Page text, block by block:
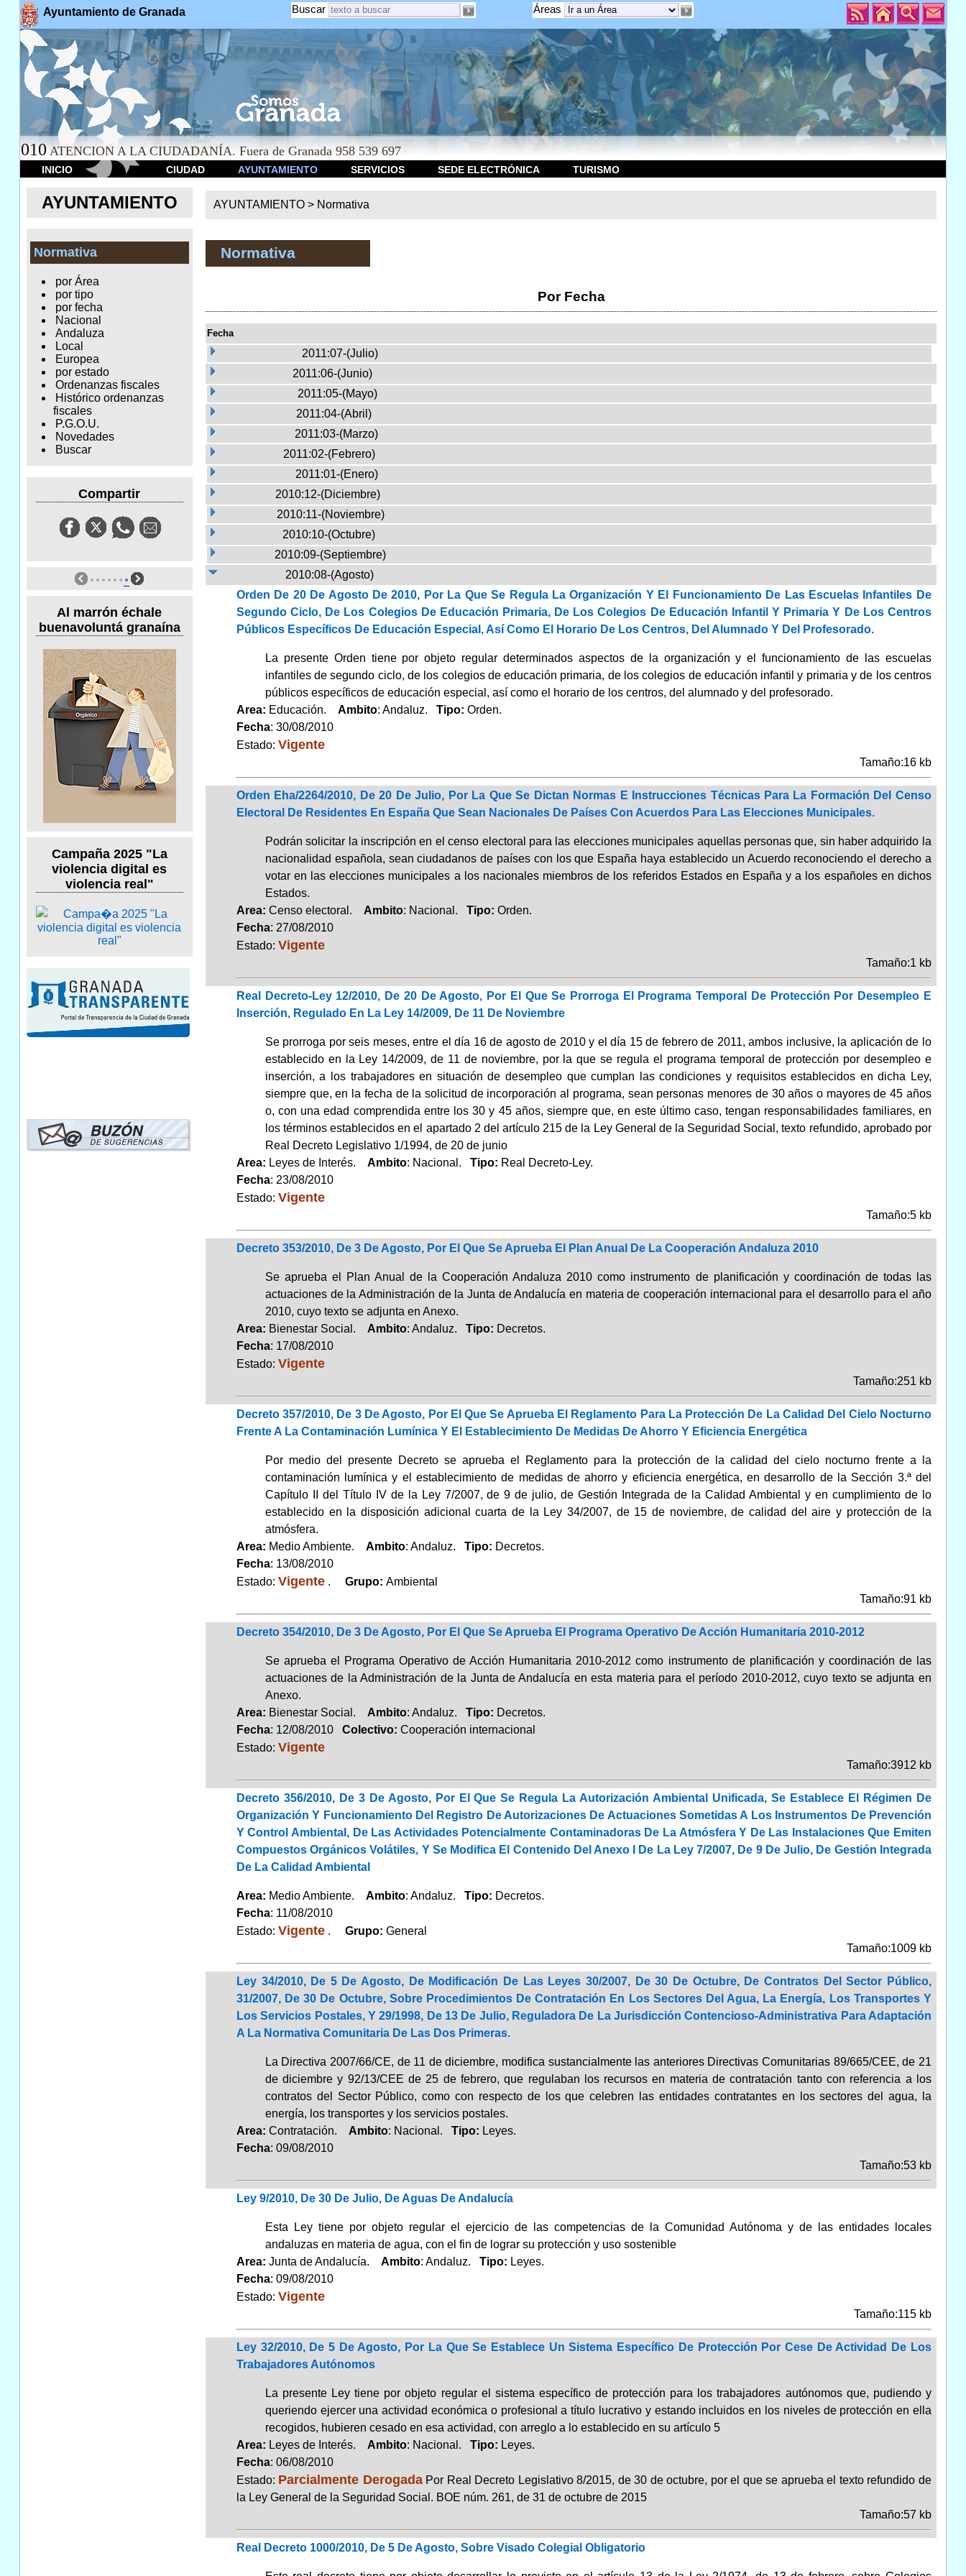
Ayuntamiento de Granada Áreas
Buscar
010 ATENCION A LA CIUDADANÍA. Fuera de Granada 958 539 697
INICIO CIUDAD AYUNTAMIENTO SERVICIOS SEDE ELECTRÓNICA TURISMO
AYUNTAMIENTO
Normativa
por Área
por tipo
por fecha
Nacional
Andaluza
Local
Europea
por estado
Ordenanzas fiscales
Histórico ordenanzas
fiscales
P.G.O.U.
Novedades
Buscar
Compartir
Al marrón échale
buenavoluntá granaína
Campaña 2025 "La
violencia digital es
violencia real"
AYUNTAMIENTO > Normativa
Normativa
Por Fecha
Fecha
2011:07-(Julio)
2011:06-(Junio)
2011:05-(Mayo)
2011:04-(Abril)
2011:03-(Marzo)
2011:02-(Febrero)
2011:01-(Enero)
2010:12-(Diciembre)
2010:11-(Noviembre)
2010:10-(Octubre)
2010:09-(Septiembre)
2010:08-(Agosto)
Orden De 20 De Agosto De 2010, Por La Que Se Regula La Organización Y El Funcionamiento De Las Escuelas Infantiles De
Segundo Ciclo, De Los Colegios De Educación Primaria, De Los Colegios De Educación Infantil Y Primaria Y De Los Centros
Públicos Específicos De Educación Especial, Así Como El Horario De Los Centros, Del Alumnado Y Del Profesorado.
La presente Orden tiene por objeto regular determinados aspectos de la organización y el funcionamiento de las escuelas
infantiles de segundo ciclo, de los colegios de educación primaria, de los colegios de educación infantil y primaria y de los centros
públicos específicos de educación especial, así como el horario de los centros, del alumnado y del profesorado.
Area: Educación. Ambito: Andaluz. Tipo: Orden.
Fecha: 30/08/2010
Estado: Vigente
Tamaño:16 kb
Orden Eha/2264/2010, De 20 De Julio, Por La Que Se Dictan Normas E Instrucciones Técnicas Para La Formación Del Censo
Electoral De Residentes En España Que Sean Nacionales De Países Con Acuerdos Para Las Elecciones Municipales.
Podrán solicitar la inscripción en el censo electoral para las elecciones municipales aquellas personas que, sin haber adquirido la
nacionalidad española, sean ciudadanos de países con los que España haya establecido un Acuerdo reconociendo el derecho a
votar en las elecciones municipales a los nacionales miembros de los referidos Estados en España y a los españoles en dichos
Estados.
Area: Censo electoral. Ambito: Nacional. Tipo: Orden.
Fecha: 27/08/2010
Estado: Vigente
Tamaño:1 kb
Real Decreto-Ley 12/2010, De 20 De Agosto, Por El Que Se Prorroga El Programa Temporal De Protección Por Desempleo E
Inserción, Regulado En La Ley 14/2009, De 11 De Noviembre
Se prorroga por seis meses, entre el día 16 de agosto de 2010 y el día 15 de febrero de 2011, ambos inclusive, la aplicación de lo
establecido en la Ley 14/2009, de 11 de noviembre, por la que se regula el programa temporal de protección por desempleo e
inserción, a los trabajadores en situación de desempleo que cumplan las condiciones y requisitos establecidos en dicha Ley,
siempre que, en la fecha de la solicitud de incorporación al programa, sean personas menores de 30 años o mayores de 45 años
o, con una edad comprendida entre los 30 y 45 años, siempre que, en este último caso, tengan responsabilidades familiares, en
los términos establecidos en el apartado 2 del artículo 215 de la Ley General de la Seguridad Social, texto refundido, aprobado por
Real Decreto Legislativo 1/1994, de 20 de junio
Area: Leyes de Interés. Ambito: Nacional. Tipo: Real Decreto-Ley.
Fecha: 23/08/2010
Estado: Vigente
Tamaño:5 kb
Decreto 353/2010, De 3 De Agosto, Por El Que Se Aprueba El Plan Anual De La Cooperación Andaluza 2010
Se aprueba el Plan Anual de la Cooperación Andaluza 2010 como instrumento de planificación y coordinación de todas las
actuaciones de la Administración de la Junta de Andalucía en materia de cooperación internacional para el desarrollo para el año
2010, cuyo texto se adjunta en Anexo.
Area: Bienestar Social. Ambito: Andaluz. Tipo: Decretos.
Fecha: 17/08/2010
Estado: Vigente
Tamaño:251 kb
Decreto 357/2010, De 3 De Agosto, Por El Que Se Aprueba El Reglamento Para La Protección De La Calidad Del Cielo Nocturno
Frente A La Contaminación Lumínica Y El Establecimiento De Medidas De Ahorro Y Eficiencia Energética
Por medio del presente Decreto se aprueba el Reglamento para la protección de la calidad del cielo nocturno frente a la
contaminación lumínica y el establecimiento de medidas de ahorro y eficiencia energética, en desarrollo de la Sección 3.ª del
Capítulo II del Título IV de la Ley 7/2007, de 9 de julio, de Gestión Integrada de la Calidad Ambiental y en cumplimiento de lo
establecido en la disposición adicional cuarta de la Ley 34/2007, de 15 de noviembre, de calidad del aire y protección de la
atmósfera.
Area: Medio Ambiente. Ambito: Andaluz. Tipo: Decretos.
Fecha: 13/08/2010
Estado: Vigente. Grupo: Ambiental
Tamaño:91 kb
Decreto 354/2010, De 3 De Agosto, Por El Que Se Aprueba El Programa Operativo De Acción Humanitaria 2010-2012
Se aprueba el Programa Operativo de Acción Humanitaria 2010-2012 como instrumento de planificación y coordinación de las
actuaciones de la Administración de la Junta de Andalucía en esta materia para el período 2010-2012, cuyo texto se adjunta en
Anexo.
Area: Bienestar Social. Ambito: Andaluz. Tipo: Decretos.
Fecha: 12/08/2010Colectivo: Cooperación internacional
Estado: Vigente
Tamaño:3912 kb
Decreto 356/2010, De 3 De Agosto, Por El Que Se Regula La Autorización Ambiental Unificada, Se Establece El Régimen De
Organización Y Funcionamiento Del Registro De Autorizaciones De Actuaciones Sometidas A Los Instrumentos De Prevención
Y Control Ambiental, De Las Actividades Potencialmente Contaminadoras De La Atmósfera Y De Las Instalaciones Que Emiten
Compuestos Orgánicos Volátiles, Y Se Modifica El Contenido Del Anexo I De La Ley 7/2007, De 9 De Julio, De Gestión Integrada
De La Calidad Ambiental
Area: Medio Ambiente. Ambito: Andaluz. Tipo: Decretos.
Fecha: 11/08/2010
Estado: Vigente. Grupo: General
Tamaño:1009 kb
Ley 34/2010, De 5 De Agosto, De Modificación De Las Leyes 30/2007, De 30 De Octubre, De Contratos Del Sector Público,
31/2007, De 30 De Octubre, Sobre Procedimientos De Contratación En Los Sectores Del Agua, La Energía, Los Transportes Y
Los Servicios Postales, Y 29/1998, De 13 De Julio, Reguladora De La Jurisdicción Contencioso-Administrativa Para Adaptación
A La Normativa Comunitaria De Las Dos Primeras.
La Directiva 2007/66/CE, de 11 de diciembre, modifica sustancialmente las anteriores Directivas Comunitarias 89/665/CEE, de 21
de diciembre y 92/13/CEE de 25 de febrero, que regulaban los recursos en materia de contratación tanto con referencia a los
contratos del Sector Público, como con respecto de los que celebren las entidades contratantes en los sectores del agua, la
energía, los transportes y los servicios postales.
Area: Contratación. Ambito: Nacional. Tipo: Leyes.
Fecha: 09/08/2010
Tamaño:53 kb
Ley 9/2010, De 30 De Julio, De Aguas De Andalucía
Esta Ley tiene por objeto regular el ejercicio de las competencias de la Comunidad Autónoma y de las entidades locales
andaluzas en materia de agua, con el fin de lograr su protección y uso sostenible
Area: Junta de Andalucía. Ambito: Andaluz. Tipo: Leyes.
Fecha: 09/08/2010
Estado: Vigente
Tamaño:115 kb
Ley 32/2010, De 5 De Agosto, Por La Que Se Establece Un Sistema Específico De Protección Por Cese De Actividad De Los
Trabajadores Autónomos
La presente Ley tiene por objeto regular el sistema específico de protección para los trabajadores autónomos que, pudiendo y
queriendo ejercer una actividad económica o profesional a título lucrativo y estando incluidos en los niveles de protección en ella
recogidos, hubieren cesado en esa actividad, con arreglo a lo establecido en su artículo 5
Area: Leyes de Interés. Ambito: Nacional. Tipo: Leyes.
Fecha: 06/08/2010
Estado: Parcialmente DerogadaPor Real Decreto Legislativo 8/2015, de 30 de octubre, por el que se aprueba el texto refundido de
la Ley General de la Seguridad Social. BOE núm. 261, de 31 de octubre de 2015
Tamaño:57 kb
Real Decreto 1000/2010, De 5 De Agosto, Sobre Visado Colegial Obligatorio